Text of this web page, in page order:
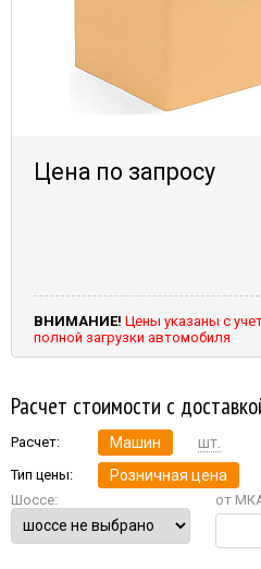
Цена по запросу
ВНИМАНИЕ! Цены указаны с
полной загрузки автомобиля
Расчет стоимости с
Расчет: Машин шт.
Тип цены: Розничная цена
Шоссе: от